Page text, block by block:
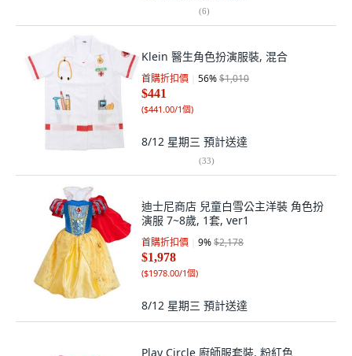
(6)
Klein 醫生角色扮演服裝, 混合
首購折扣價 56%$1,010
$441
($441.00/1個)
8/12 星期三 預計送達
(33)
迪士尼商店 兒童白雪公主洋裝 角色扮
演服 7~8歲, 1套, ver1
首購折扣價 9%$2,178
$1,978
($1978.00/1個)
8/12 星期三 預計送達
Play Circle 廚師服套裝, 粉紅色